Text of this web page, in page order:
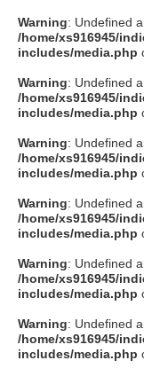
Warning: Undefined
/home/xs916945/
includes/media.php
Warning: Undefined
/home/xs916945/
includes/media.php
Warning: Undefined
/home/xs916945/
includes/media.php
Warning: Undefined
/home/xs916945/
includes/media.php
Warning: Undefined
/home/xs916945/
includes/media.php
Warning: Undefined
/home/xs916945/
includes/media.php